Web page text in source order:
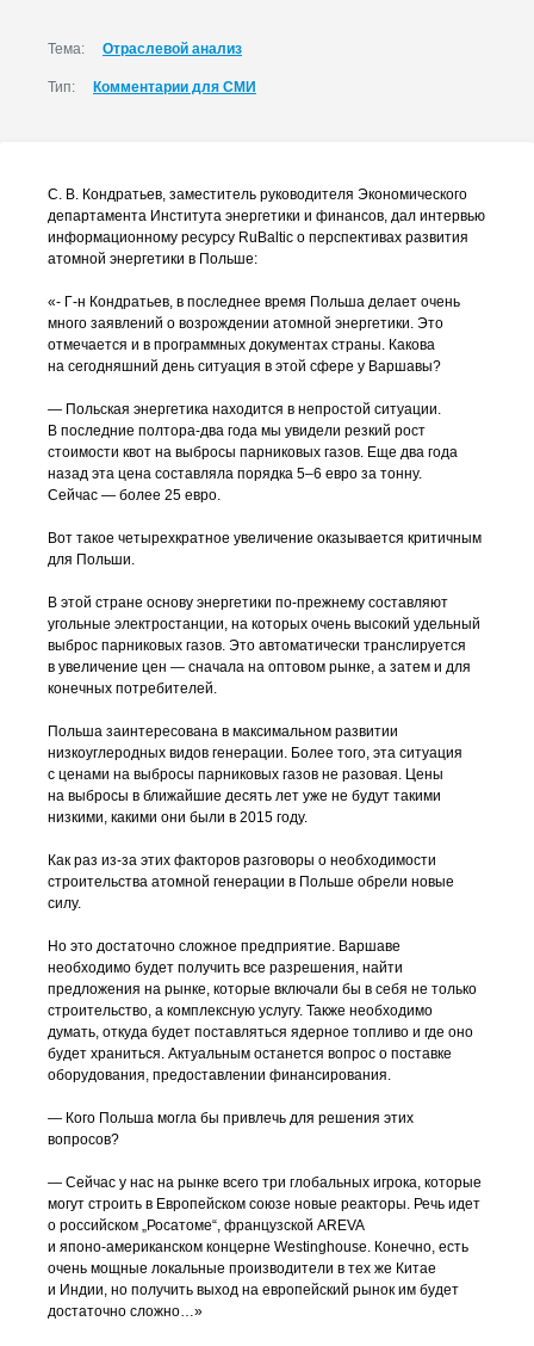
Тема: Отраслевой анализ
Тип: Комментарии для СМИ
С. В. Кондратьев, заместитель руководителя Экономического
департамента Института энергетики и финансов, дал интервью
информационному ресурсу RuBaltic о перспективах развития
атомной энергетики в Польше:
«- Г-н Кондратьев, в последнее время Польша делает очень
много заявлений о возрождении атомной энергетики. Это
отмечается и в программных документах страны. Какова
на сегодняшний день ситуация в этой сфере у Варшавы?
— Польская энергетика находится в непростой ситуации.
В последние полтора-два года мы увидели резкий рост
стоимости квот на выбросы парниковых газов. Еще два года
назад эта цена составляла порядка 5–6 евро за тонну.
Сейчас — более 25 евро.
Вот такое четырехкратное увеличение оказывается критичным
для Польши.
В этой стране основу энергетики по-прежнему составляют
угольные электростанции, на которых очень высокий удельный
выброс парниковых газов. Это автоматически транслируется
в увеличение цен — сначала на оптовом рынке, а затем и для
конечных потребителей.
Польша заинтересована в максимальном развитии
низкоуглеродных видов генерации. Более того, эта ситуация
с ценами на выбросы парниковых газов не разовая. Цены
на выбросы в ближайшие десять лет уже не будут такими
низкими, какими они были в 2015 году.
Как раз из-за этих факторов разговоры о необходимости
строительства атомной генерации в Польше обрели новые
силу.
Но это достаточно сложное предприятие. Варшаве
необходимо будет получить все разрешения, найти
предложения на рынке, которые включали бы в себя не только
строительство, а комплексную услугу. Также необходимо
думать, откуда будет поставляться ядерное топливо и где оно
будет храниться. Актуальным останется вопрос о поставке
оборудования, предоставлении финансирования.
— Кого Польша могла бы привлечь для решения этих
вопросов?
— Сейчас у нас на рынке всего три глобальных игрока, которые
могут строить в Европейском союзе новые реакторы. Речь идет
о российском „Росатоме“, французской AREVA
и японо-американском концерне Westinghouse. Конечно, есть
очень мощные локальные производители в тех же Китае
и Индии, но получить выход на европейский рынок им будет
достаточно сложно…»